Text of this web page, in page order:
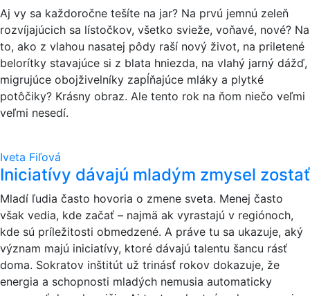
Aj vy sa každoročne tešíte na jar? Na prvú jemnú zeleň
rozvíjajúcich sa lístočkov, všetko svieže, voňavé, nové? Na
to, ako z vlahou nasatej pôdy raší nový život, na priletené
belorítky stavajúce si z blata hniezda, na vlahý jarný dážď,
migrujúce obojživelníky zapĺňajúce mláky a plytké
potôčiky? Krásny obraz. Ale tento rok na ňom niečo veľmi
veľmi nesedí.
Iveta Fiľová
Iniciatívy dávajú mladým zmysel zostať
Mladí ľudia často hovoria o zmene sveta. Menej často
však vedia, kde začať – najmä ak vyrastajú v regiónoch,
kde sú príležitosti obmedzené. A práve tu sa ukazuje, aký
význam majú iniciatívy, ktoré dávajú talentu šancu rásť
doma. Sokratov inštitút už trinásť rokov dokazuje, že
energia a schopnosti mladých nemusia automaticky